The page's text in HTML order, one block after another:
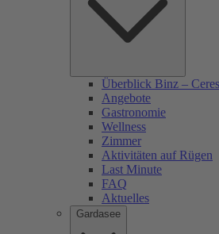
Überblick Binz –
Angebote
Gastronomie
Wellness
Zimmer
Aktivitäten auf Rügen
Last Minute
FAQ
Aktuelles
Gardasee